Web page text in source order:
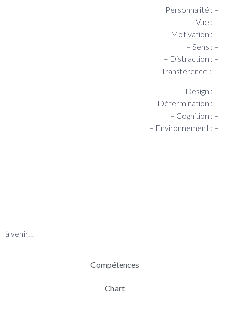
Personnalité : –
– Vue : –
– Motivation : –
– Sens : –
– Distraction : –
– Transférence : –
Design : –
– Détermination : –
– Cognition : –
– Environnement : –
Compétences
Chart
à venir…